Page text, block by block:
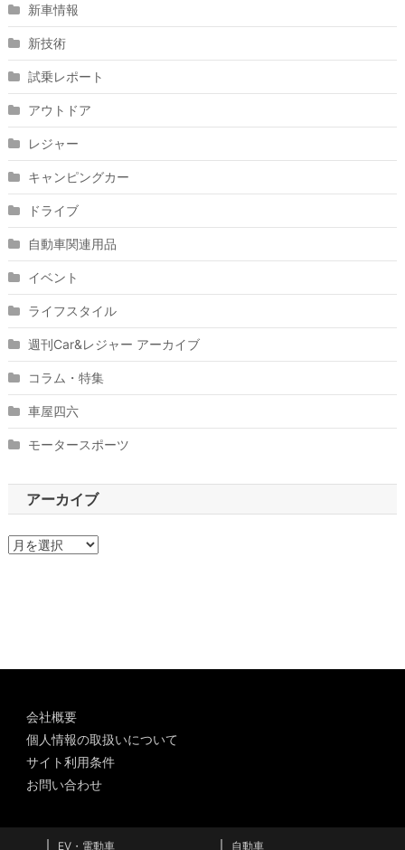
新車情報
新技術
試乗レポート
アウトドア
レジャー
キャンピングカー
ドライブ
自動車関連用品
イベント
ライフスタイル
週刊Car&レジャー アーカイブ
コラム・特集
車屋四六
モータースポーツ
アーカイブ
ア
会社概要
個人情報の取扱いについて
サイト利用条件
お問い合わせ
EV・電動車 自動車